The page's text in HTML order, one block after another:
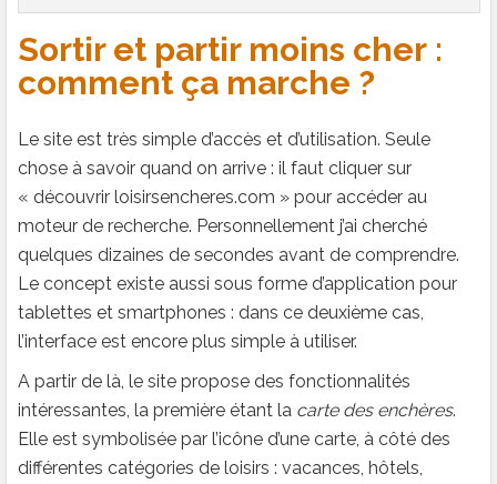
Sortir et partir moins cher :
comment ça marche ?
Le site est très simple d’accès et d’utilisation. Seule
chose à savoir quand on arrive : il faut cliquer sur
« découvrir loisirsencheres.com » pour accéder au
moteur de recherche. Personnellement j’ai cherché
quelques dizaines de secondes avant de comprendre.
Le concept existe aussi sous forme d’application pour
tablettes et smartphones : dans ce deuxième cas,
l’interface est encore plus simple à utiliser.
A partir de là, le site propose des fonctionnalités
intéressantes, la première étant la carte des enchères.
Elle est symbolisée par l’icône d’une carte, à côté des
différentes catégories de loisirs : vacances, hôtels,